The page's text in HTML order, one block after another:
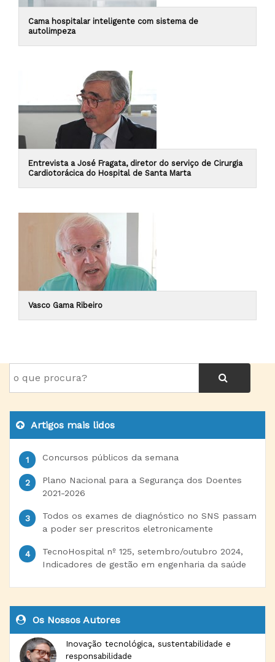
Cama hospitalar inteligente com sistema de
autolimpeza
Entrevista a José Fragata, diretor do serviço de Cirurgia
Cardiotorácica do Hospital de Santa Marta
Vasco Gama Ribeiro
Artigos mais lidos
Concursos públicos da semana
Plano Nacional para a Segurança dos Doentes
2021-2026
Todos os exames de diagnóstico no SNS passam
a poder ser prescritos eletronicamente
TecnoHospital nº 125, setembro/outubro 2024,
Indicadores de gestão em engenharia da saúde
Os Nossos Autores
Inovação tecnológica, sustentabilidade e
responsabilidade